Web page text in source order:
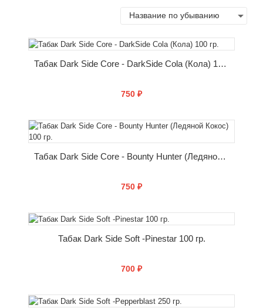
Табак Dark Side Core - DarkSide Cola (Кола) 100 гр.
750 ₽
КУПИТЬ
Табак Dark Side Core - Bounty Hunter (Ледяной Кокос) 100 гр.
750 ₽
КУПИТЬ
Табак Dark Side Soft -Pinestar 100 гр.
700 ₽
КУПИТЬ